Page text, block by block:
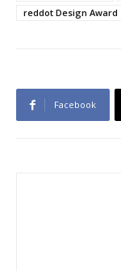
reddot Design Award
Facebook